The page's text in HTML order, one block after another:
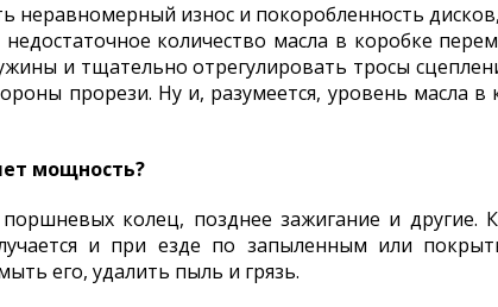
неравномерный износ и покоробленность
количество масла в коробке
и тщательно отрегулировать тросы
прорези. Ну и, разумеется, уровень масла
мощность?
колец, позднее зажигание и другие.
и при езде по запыленным или
его, удалить пыль и грязь.